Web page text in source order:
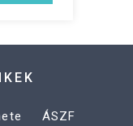
ÁSZF